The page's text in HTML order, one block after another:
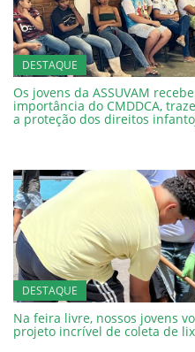
DESTAQUE
Os jovens da ASSUVAM
importância do CMDDCA,
a proteção dos direitos
DESTAQUE
Na feira livre, nossos jovens
projeto incrível de coleta de